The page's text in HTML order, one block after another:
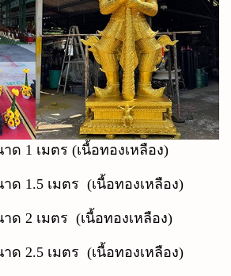
ด 1 เมตร (เนื้อทองเหลือง)
ด 1.5 เมตร (เนื้อทองเหลือง)
ด 2 เมตร (เนื้อทองเหลือง)
ด 2.5 เมตร (เนื้อทองเหลือง)